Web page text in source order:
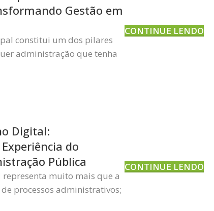
Gestão em
constitui um dos pilares
administração que tenha
CONTINUE LENDO
Digital:
do
Pública
muito mais que a
processos administrativos;
CONTINUE LENDO